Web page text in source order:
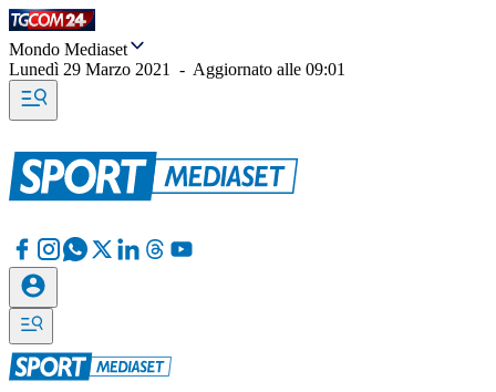
Mondo Mediaset
Lunedì 29 Marzo 2021
- Aggiornato alle 09:01